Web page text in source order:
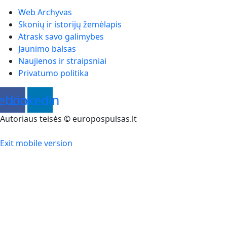
Web Archyvas
Skonių ir istorijų žemėlapis
Atrask savo galimybes
Jaunimo balsas
Naujienos ir straipsniai
Privatumo politika
Linkedin
Autoriaus teisės © europospulsas.lt
Exit mobile version